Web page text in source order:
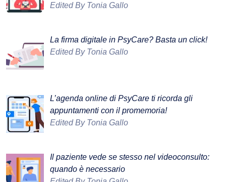
Edited By Tonia Gallo
La firma digitale in PsyCare? Basta un click!
Edited By Tonia Gallo
L’agenda online di PsyCare ti ricorda gli
appuntamenti con il promemoria!
Edited By Tonia Gallo
Il paziente vede se stesso nel videoconsulto:
quando è necessario